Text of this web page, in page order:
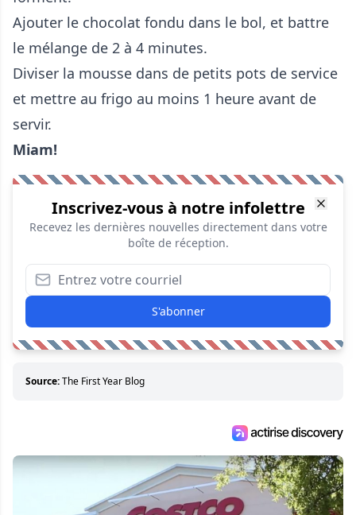
Ajouter le chocolat fondu dans le bol, et battre
le mélange de 2 à 4 minutes.
Diviser la mousse dans de petits pots de service
et mettre au frigo au moins 1 heure avant de
servir.
Miam!
Inscrivez-vous à notre infolettre
Recevez les dernières nouvelles directement dans votre
boîte de réception.
S'abonner
Source:The First Year Blog